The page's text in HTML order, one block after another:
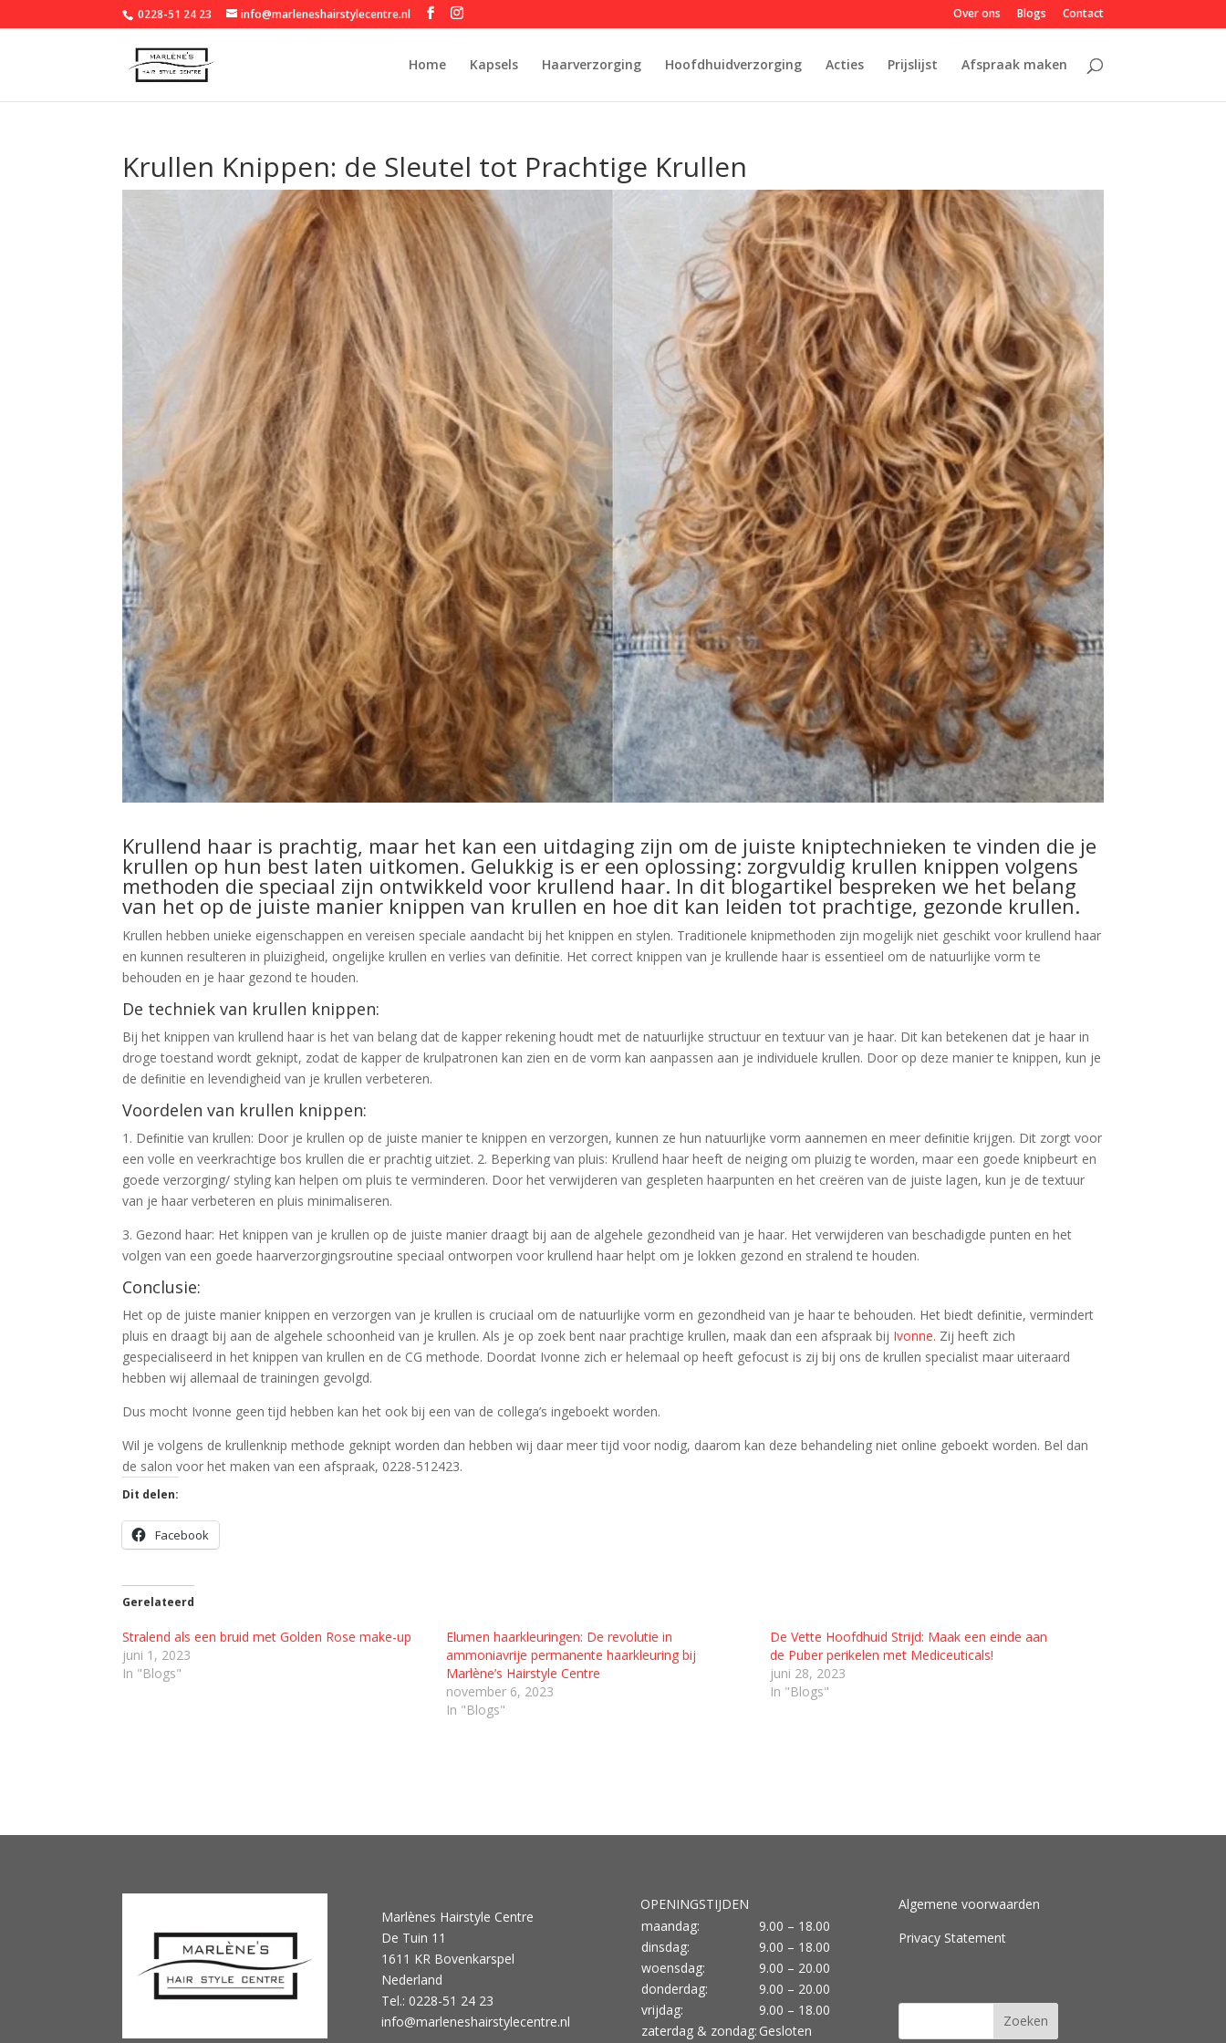
0228-51 24 23 info@marleneshairstylecentre.nl Over ons Blogs Contact
Home Kapsels Haarverzorging Hoofdhuidverzorging Acties Prijslijst Afspraak maken
Krullen Knippen: de Sleutel tot Prachtige Krullen
Krullend haar is prachtig, maar het kan een uitdaging zijn om de juiste kniptechnieken te vinden die je
krullen op hun best laten uitkomen. Gelukkig is er een oplossing: zorgvuldig krullen knippen volgens
methoden die speciaal zijn ontwikkeld voor krullend haar. In dit blogartikel bespreken we het belang
van het op de juiste manier knippen van krullen en hoe dit kan leiden tot prachtige, gezonde krullen.
Krullen hebben unieke eigenschappen en vereisen speciale aandacht bij het knippen en stylen. Traditionele knipmethoden zijn mogelijk niet geschikt voor krullend haar
en kunnen resulteren in pluizigheid, ongelijke krullen en verlies van deﬁnitie. Het correct knippen van je krullende haar is essentieel om de natuurlijke vorm te
behouden en je haar gezond te houden.
De techniek van krullen knippen:
Bij het knippen van krullend haar is het van belang dat de kapper rekening houdt met de natuurlijke structuur en textuur van je haar. Dit kan betekenen dat je haar in
droge toestand wordt geknipt, zodat de kapper de krulpatronen kan zien en de vorm kan aanpassen aan je individuele krullen. Door op deze manier te knippen, kun je
de deﬁnitie en levendigheid van je krullen verbeteren.
Voordelen van krullen knippen:
1. Deﬁnitie van krullen: Door je krullen op de juiste manier te knippen en verzorgen, kunnen ze hun natuurlijke vorm aannemen en meer deﬁnitie krijgen. Dit zorgt voor
een volle en veerkrachtige bos krullen die er prachtig uitziet. 2. Beperking van pluis: Krullend haar heeft de neiging om pluizig te worden, maar een goede knipbeurt en
goede verzorging/ styling kan helpen om pluis te verminderen. Door het verwijderen van gespleten haarpunten en het creëren van de juiste lagen, kun je de textuur
van je haar verbeteren en pluis minimaliseren.
3. Gezond haar: Het knippen van je krullen op de juiste manier draagt bij aan de algehele gezondheid van je haar. Het verwijderen van beschadigde punten en het
volgen van een goede haarverzorgingsroutine speciaal ontworpen voor krullend haar helpt om je lokken gezond en stralend te houden.
Conclusie:
Het op de juiste manier knippen en verzorgen van je krullen is cruciaal om de natuurlijke vorm en gezondheid van je haar te behouden. Het biedt deﬁnitie, vermindert
pluis en draagt bij aan de algehele schoonheid van je krullen. Als je op zoek bent naar prachtige krullen, maak dan een afspraak bij Ivonne. Zij heeft zich
gespecialiseerd in het knippen van krullen en de CG methode. Doordat Ivonne zich er helemaal op heeft gefocust is zij bij ons de krullen specialist maar uiteraard
hebben wij allemaal de trainingen gevolgd.
Dus mocht Ivonne geen tijd hebben kan het ook bij een van de collega’s ingeboekt worden.
Wil je volgens de krullenknip methode geknipt worden dan hebben wij daar meer tijd voor nodig, daarom kan deze behandeling niet online geboekt worden. Bel dan
de salon voor het maken van een afspraak, 0228-512423.
Dit delen:
Facebook
Gerelateerd
Stralend als een bruid met Golden Rose make-up
juni 1, 2023
In "Blogs"
Elumen haarkleuringen: De revolutie in
ammoniavrije permanente haarkleuring bij
Marlène’s Hairstyle Centre
november 6, 2023
In "Blogs"
De Vette Hoofdhuid Strijd: Maak een einde aan
de Puber perikelen met Mediceuticals!
juni 28, 2023
In "Blogs"
Marlènes Hairstyle Centre
De Tuin 11
1611 KR Bovenkarspel
Nederland
Tel.: 0228-51 24 23
info@marleneshairstylecentre.nl
OPENINGSTIJDEN
maandag:
dinsdag:
woensdag:
donderdag:
vrijdag:
zaterdag & zondag:
9.00 – 18.00
9.00 – 18.00
9.00 – 20.00
9.00 – 20.00
9.00 – 18.00
Gesloten
Algemene voorwaarden
Privacy Statement